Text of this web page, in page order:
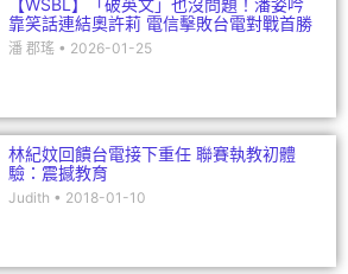
【WSBL】「破英文」也沒問題！潘姿吟
靠笑話連結奧許莉 電信擊敗台電對戰首勝
潘 郡瑤 2026-01-25
林紀妏回饋台電接下重任 聯賽執教初體
驗：震撼教育
Judith 2018-01-10